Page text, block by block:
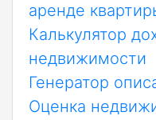
аренде
Калькулятор
недвижимости
Генератор
Оценка